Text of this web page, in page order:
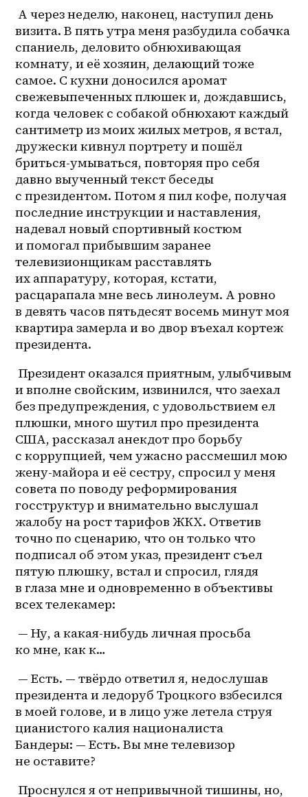
визита. В пять утра меня разбудила собачка
спаниель, деловито обнюхивающая
комнату, и её хозяин, делающий тоже
самое. С кухни доносился аромат
свежевыпеченных плюшек и, дождавшись,
когда человек с собакой обнюхают каждый
сантиметр из моих жилых метров, я встал,
дружески кивнул портрету и пошёл
бриться-умываться, повторяя про себя
давно выученный текст беседы
с президентом. Потом я пил кофе, получая
последние инструкции и наставления,
надевал новый спортивный костюм
и помогал прибывшим заранее
телевизионщикам расставлять
их аппаратуру, которая, кстати,
расцарапала мне весь линолеум. А ровно
в девять часов пятьдесят восемь минут моя
квартира замерла и во двор въехал кортеж
президента.
и вполне свойским, извинился, что заехал
без предупреждения, с удовольствием ел
плюшки, много шутил про президента
США, рассказал анекдот про борьбу
с коррупцией, чем ужасно рассмешил мою
жену-майора и её сестру, спросил у меня
совета по поводу реформирования
госструктур и внимательно выслушал
жалобу на рост тарифов ЖКХ. Ответив
точно по сценарию, что он только что
подписал об этом указ, президент съел
пятую плюшку, встал и спросил, глядя
в глаза мне и одновременно в объективы
всех телекамер:
— Ну, а какая-нибудь личная просьба
ко мне, как к…
— Есть. — твёрдо ответил я, недослушав
президента и ледоруб Троцкого взбесился
в моей голове, и в лицо уже летела струя
цианистого калия националиста
Бандеры: — Есть. Вы мне телевизор
не оставите?